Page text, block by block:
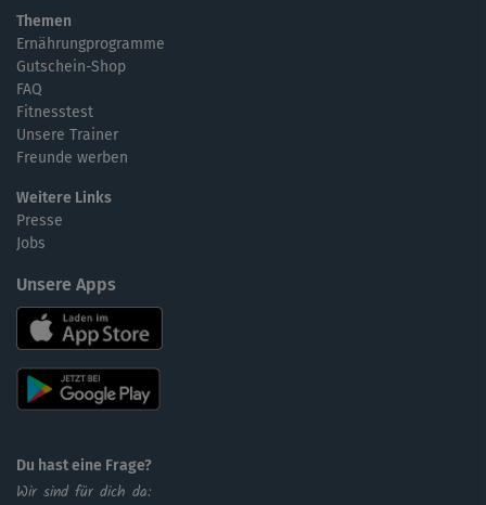
Themen
Ernährungprogramme
Gutschein-Shop
FAQ
Fitnesstest
Unsere Trainer
Freunde werben
Weitere Links
Presse
Jobs
Unsere Apps
Du hast eine Frage?
Wir sind für dich da: